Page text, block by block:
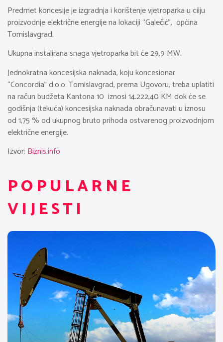
Predmet koncesije je izgradnja i korištenje vjetroparka u cilju
proizvodnje električne energije na lokaciji “Galečić”, općina
Tomislavgrad.
Ukupna instalirana snaga vjetroparka bit će 29,9 MW.
Jednokratna koncesijska naknada, koju koncesionar
“Concordia” d.o.o. Tomislavgrad, prema Ugovoru, treba uplatiti
na račun budžeta Kantona 10 iznosi 14.222,40 KM dok će se
godišnja (tekuća) koncesijska naknada obračunavati u iznosu
od 1,75 % od ukupnog bruto prihoda ostvarenog proizvodnjom
električne energije.
Izvor: Biznis.info
POPULARNE
VIJESTI